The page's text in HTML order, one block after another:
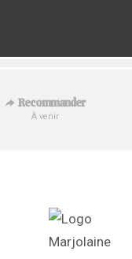
Recommander
À venir